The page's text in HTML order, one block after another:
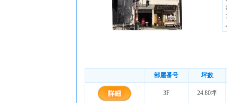
部屋番号 坪数
3F 24.80坪